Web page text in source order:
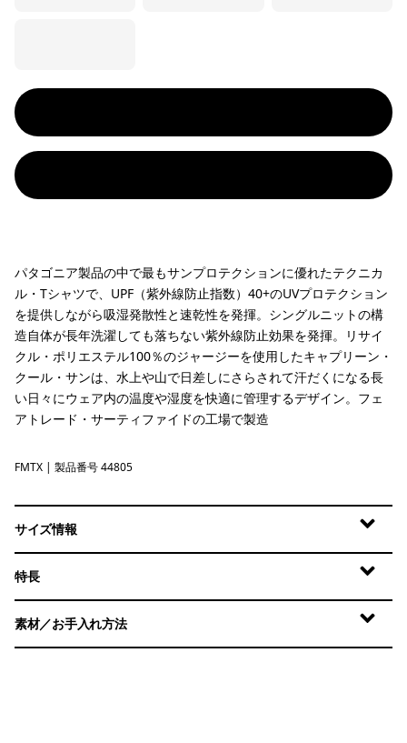
パタゴニア製品の中で最もサンプロテクションに優れたテクニカ
ル・Tシャツで、UPF（紫外線防止指数）40+のUVプロテクション
を提供しながら吸湿発散性と速乾性を発揮。シングルニットの構
造自体が長年洗濯しても落ちない紫外線防止効果を発揮。リサイ
クル・ポリエステル100％のジャージーを使用したキャプリーン・
クール・サンは、水上や山で日差しにさらされて汗だくになる長
い日々にウェア内の温度や湿度を快適に管理するデザイン。フェ
アトレード・サーティファイドの工場で製造
Fuzzy Mauve - Moonrise Taupe X-Dye
FMTX | 製品番号 44805
サイズ情報
特長
素材／お手入れ方法